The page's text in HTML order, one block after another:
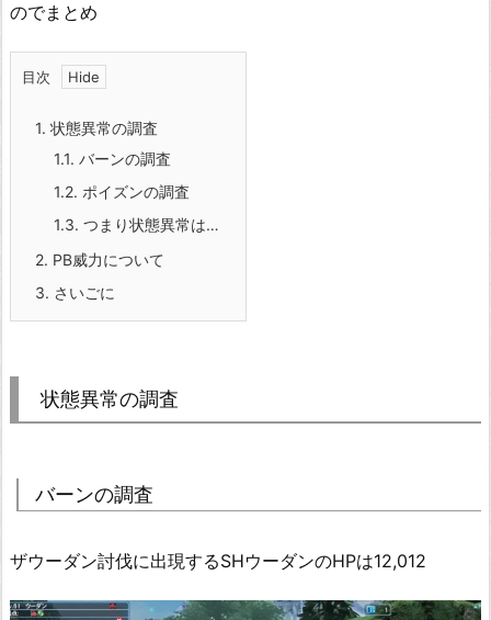
のでまとめ
目次
1. 状態異常の調査
1.1. バーンの調査
1.2. ポイズンの調査
1.3. つまり状態異常は…
2. PB威力について
3. さいごに
状態異常の調査
バーンの調査
ザウーダン討伐に出現するSHウーダンのHPは12,012